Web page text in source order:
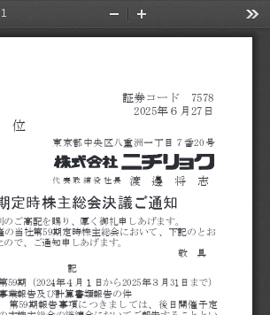
Zoom
Out
In
証券コード 7578
2025年６月27日
位
東京都中央区八重洲一丁目７番20号
代 表 取 締 役 社 長 渡 邊 将 志
59期（2024年４月１日から2025年３月31日まで）
業報告及び計算書類報告の件
59
期報告事項につきましては、後日開催予定
定時株主総会決議ご通知
ご高配を賜り、厚く御礼申しあげます。
の当社第59期定時株主総会において、下記のとお
で、ご通知申しあげます。
敬 具
記